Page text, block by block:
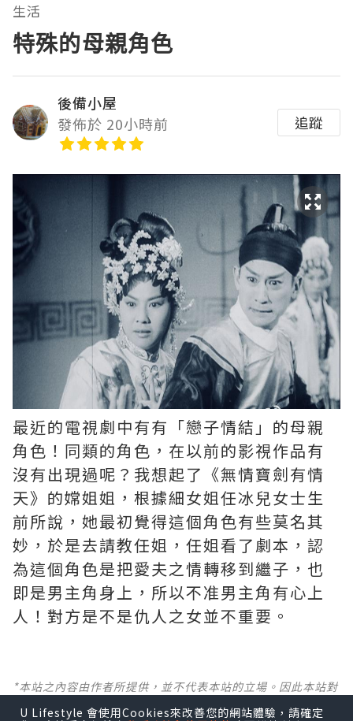
生活
特殊的母親角色
後備小屋
發佈於 20小時前
追蹤
最近的電視劇中有有「戀子情結」的母親
角色！同類的角色，在以前的影視作品有
沒有出現過呢？我想起了《無情寶劍有情
天》的嫦姐姐，根據細女姐任冰兒女士生
前所說，她最初覺得這個角色有些莫名其
妙，於是去請教任姐，任姐看了劇本，認
為這個角色是把愛夫之情轉移到繼子，也
即是男主角身上，所以不准男主角有心上
人！對方是不是仇人之女並不重要。
*本站之內容由作者所提供，並不代表本站的立場。因此本站對
U Lifestyle 會使用Cookies來改善您的網站體驗，請確定